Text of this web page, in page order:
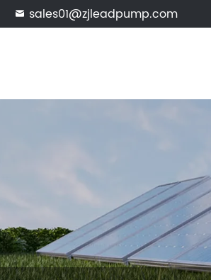
 sales01@zjleadpump.com